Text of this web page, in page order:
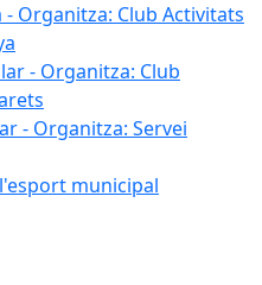
- Organitza: Club Activitats
- Organitza: Club
- Organitza: Servei
municipal